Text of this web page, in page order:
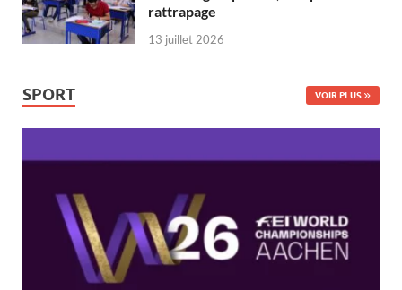
rattrapage
13 juillet 2026
SPORT VOIR PLUS